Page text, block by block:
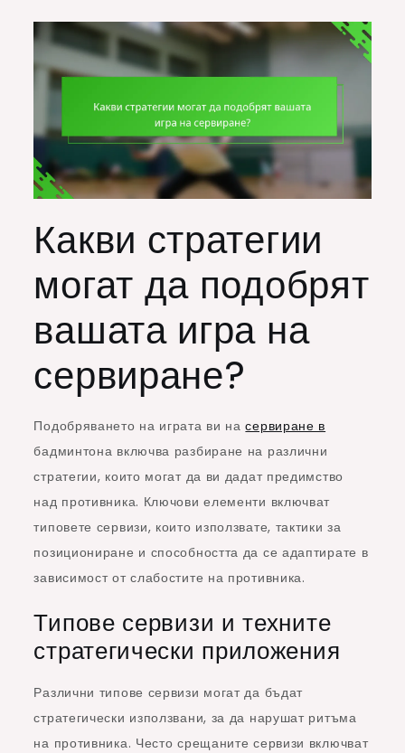
Какви стратегии
могат да подобрят
вашата игра на
сервиране?
Подобряването на играта ви насервиране в
бадминтона включва разбиране на различни
стратегии, които могат да ви дадат предимство
над противника. Ключови елементи включват
типовете сервизи, които използвате, тактики за
позициониране и способността да се адаптирате в
зависимост от слабостите на противника.
Типове сервизи и техните
стратегически приложения
Различни типове сервизи могат да бъдат
стратегически използвани, за да нарушат ритъма
на противника. Често срещаните сервизи включват